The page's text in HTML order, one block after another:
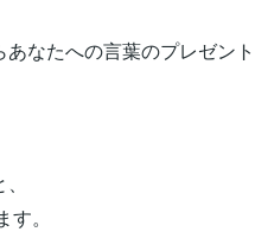
なたへの言葉のプレゼント
。